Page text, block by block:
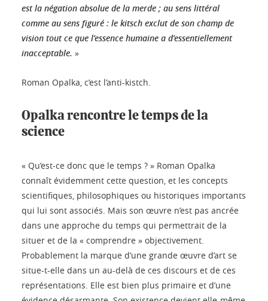
est la négation absolue de la merde ; au sens littéral
comme au sens figuré : le kitsch exclut de son champ de
vision tout ce que l’essence humaine a d’essentiellement
inacceptable. »
Roman Opalka, c’est l’anti-kistch.
Opalka rencontre le temps de la
science
« Qu’est-ce donc que le temps ? » Roman Opalka
connaît évidemment cette question, et les concepts
scientifiques, philosophiques ou historiques importants
qui lui sont associés. Mais son œuvre n’est pas ancrée
dans une approche du temps qui permettrait de la
situer et de la « comprendre » objectivement.
Probablement la marque d’une grande œuvre d’art se
situe-t-elle dans un au-delà de ces discours et de ces
représentations. Elle est bien plus primaire et d’une